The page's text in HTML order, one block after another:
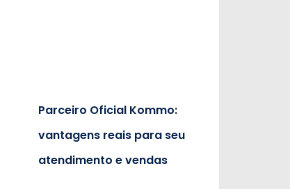
Parceiro Oficial Kommo:
vantagens reais para seu
atendimento e vendas